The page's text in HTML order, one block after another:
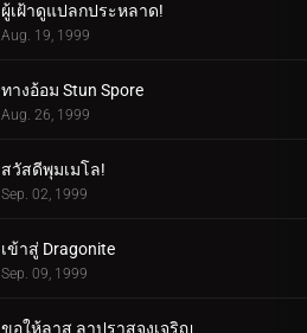
ผู้เฝ้าดูแปลกประหลาด!
Aug. 19, 1999
ทางอ้อม Stun Spore
Aug. 26, 1999
สวัสดีพุมเมโล!
Sep. 02, 1999
เข้าสู่ Dragonite
Sep. 09, 1999
ขอให้ลาส ลาปราสจงเจริญ